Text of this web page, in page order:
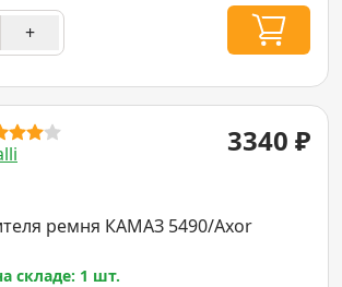
+
3340 ₽
ремня КАМАЗ 5490/Axor
складе: 1 шт.